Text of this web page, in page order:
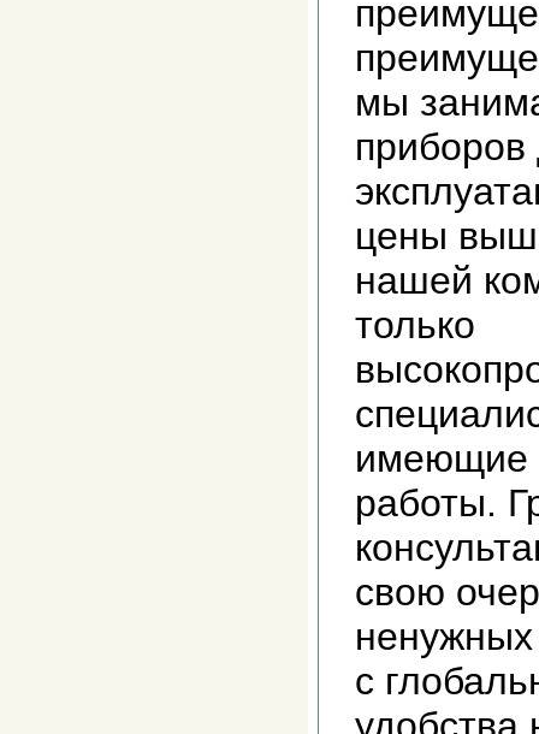
мы
цены
нашей
только
имеющие
работы.
свою
с